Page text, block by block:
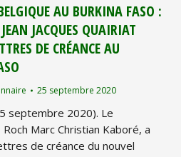
AU BURKINA FASO :
JEAN JACQUES QUAIRIAT
DE CRÉANCE AU
25 septembre 2020
septembre 2020). Le
Marc Christian Kaboré, a
de créance du nouvel